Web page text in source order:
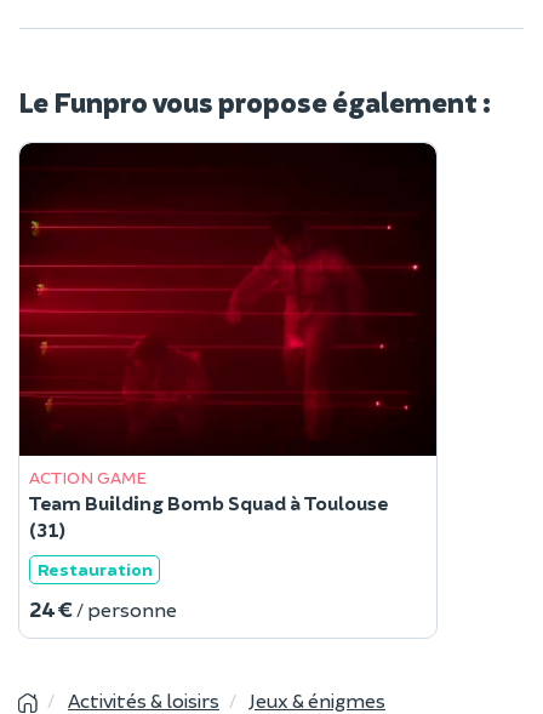
Le Funpro vous propose également :
ACTION GAME
Team Building Bomb Squad à Toulouse
(31)
Restauration
24 € / personne
Activités & loisirs
Jeux & énigmes